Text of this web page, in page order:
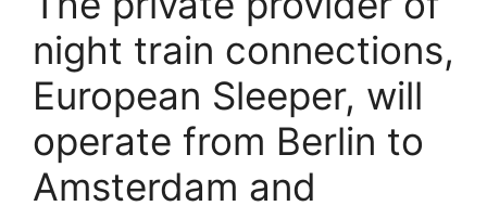
night train connections,
European Sleeper, will
operate from Berlin to
Amsterdam and